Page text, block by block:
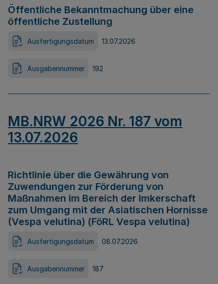
Öffentliche Bekanntmachung über eine
öffentliche Zustellung
Ausfertigungsdatum 13.07.2026
Ausgabennummer 192
MB.NRW 2026 Nr. 187 vom
13.07.2026
Richtlinie über die Gewährung von
Zuwendungen zur Förderung von
Maßnahmen im Bereich der Imkerschaft
zum Umgang mit der Asiatischen Hornisse
(Vespa velutina) (FöRL Vespa velutina)
Ausfertigungsdatum 08.07.2026
Ausgabennummer 187